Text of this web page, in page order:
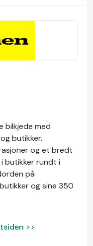
bilkjede med
butikker.
og et bredt
butikker rundt i
på
og sine 350
>>